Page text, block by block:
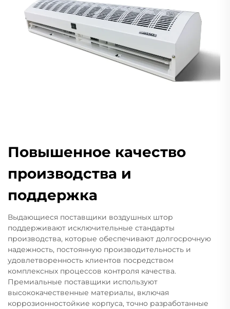
Повышенное качество
производства и
поддержка
Выдающиеся поставщики воздушных штор
поддерживают исключительные стандарты
производства, которые обеспечивают долгосрочную
надежность, постоянную производительность и
удовлетворенность клиентов посредством
комплексных процессов контроля качества.
Премиальные поставщики используют
высококачественные материалы, включая
коррозионностойкие корпуса, точно разработанные